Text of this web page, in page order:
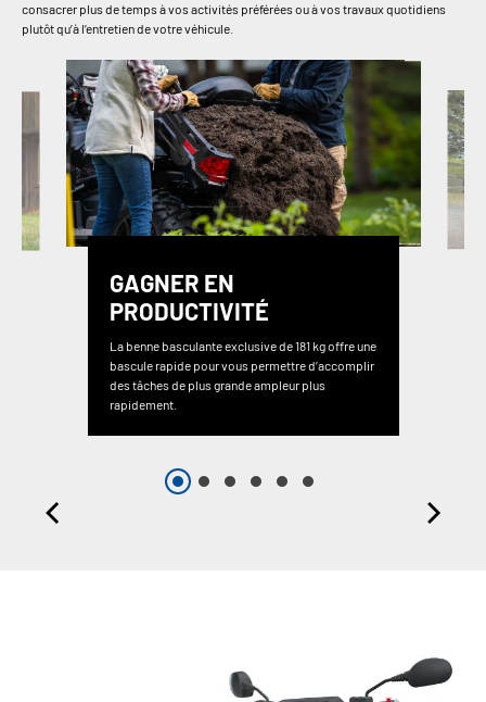
consacrer plus de temps à vos activités préférées ou à vos travaux quotidiens
plutôt qu’à l’entretien de votre véhicule.
GAGNER EN
PRODUCTIVITÉ
La benne basculante exclusive de 181 kg offre une
bascule rapide pour vous permettre d’accomplir
des tâches de plus grande ampleur plus
rapidement.